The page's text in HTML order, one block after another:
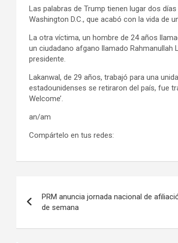
Las palabras de Trump tienen lugar dos
Washington D.C., que acabó con la vida de
La otra víctima, un hombre de 24 años
un ciudadano afgano llamado Rahmanullah
presidente.
Lakanwal, de 29 años, trabajó para una
estadounidenses se retiraron del país, fue
Welcome’.
an/am
Compártelo en tus redes:
de
entradas
PRM anuncia jornada nacional de
de semana